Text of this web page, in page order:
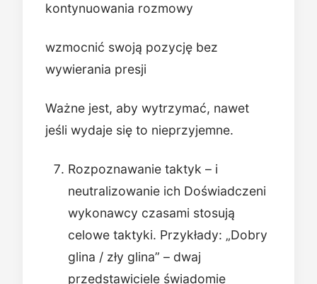
kontynuowania rozmowy
wzmocnić swoją pozycję bez
wywierania presji
Ważne jest, aby wytrzymać, nawet
jeśli wydaje się to nieprzyjemne.
Rozpoznawanie taktyk – i
neutralizowanie ich Doświadczeni
wykonawcy czasami stosują
celowe taktyki. Przykłady: „Dobry
glina / zły glina” – dwaj
przedstawiciele świadomie